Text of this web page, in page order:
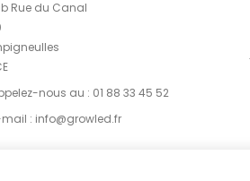
Rue du Canal
nous au : 01 88 33 45 52
mail : info@growled.fr